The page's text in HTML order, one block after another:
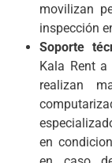
movilizan
inspección
Soporte
Kala Rent
realizan
en